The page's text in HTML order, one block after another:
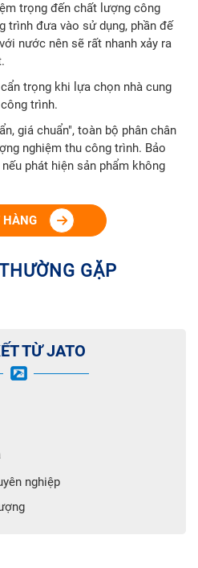
trọng đến chất lượng công
trình đưa vào sử dụng, phần đế
nước nên sẽ rất nhanh xảy ra
trọng khi lựa chọn nhà cung
trình.
giá chuẩn", toàn bộ phân chân
nghiệm thu công trình. Bảo
phát hiện sản phẩm không
HÀNG
GẶP
TỪ JATO
nghiệp